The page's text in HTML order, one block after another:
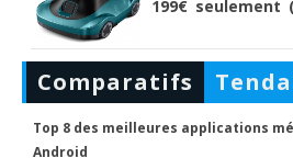
199€ seulement
Comparatifs
Top 8 des meilleures applications
Android